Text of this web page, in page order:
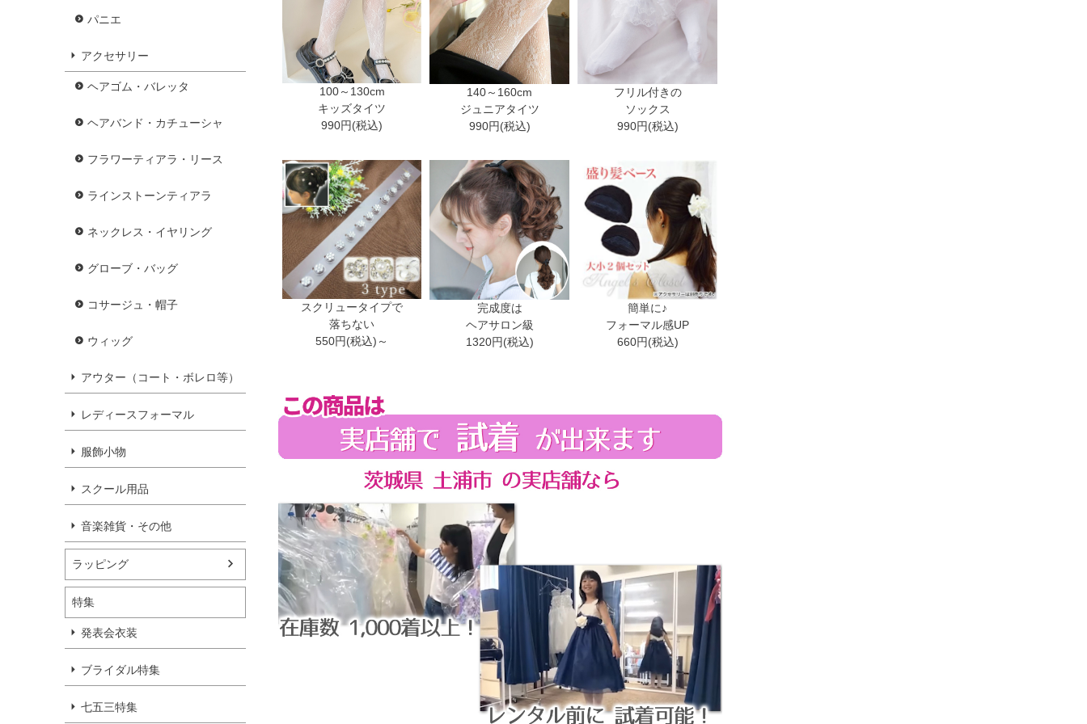
パニエ
アクセサリー
ヘアゴム・バレッタ
ヘアバンド・カチューシャ
フラワーティアラ・リース
ラインストーンティアラ
ネックレス・イヤリング
グローブ・バッグ
コサージュ・帽子
ウィッグ
アウター（コート・ボレロ等）
レディースフォーマル
服飾小物
スクール用品
音楽雑貨・その他
ラッピング
特集
発表会衣装
ブライダル特集
七五三特集
100～130cm
キッズタイツ
990円(税込)
140～160cm
ジュニアタイツ
990円(税込)
フリル付きの
ソックス
990円(税込)
スクリュータイプで
落ちない
550円(税込)～
完成度は
ヘアサロン級
1320円(税込)
簡単に♪
フォーマル感UP
660円(税込)